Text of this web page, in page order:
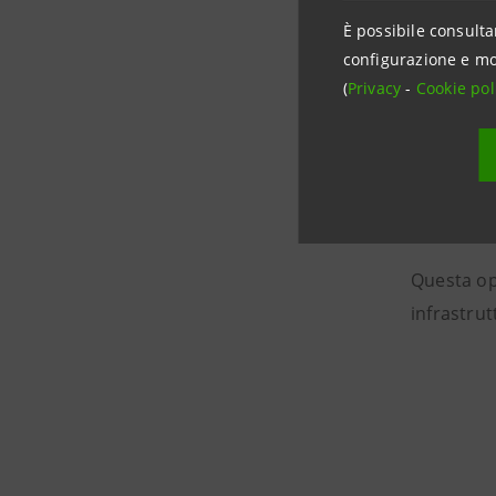
È possibile
configurazione e
(Privacy- Cookie
un
un
Questa